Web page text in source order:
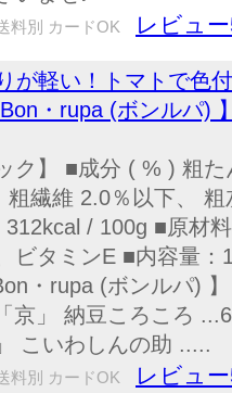
料別 カードOK レビュ
が軽い！トマトで色
・rupa (ボンルパ)
ク】 ■成分 ( % ) 粗
粗繊維 2.0％以下、
312kcal / 100g ■原材
ビタミンE ■内容量
・rupa (ボンルパ)
京」 納豆ころころ
こいわしんの助 .....
料別 カードOK
レビュ